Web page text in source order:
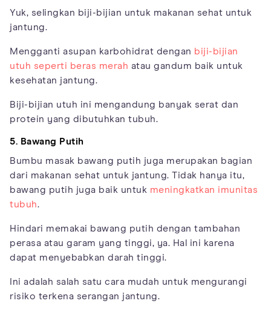
Yuk, selingkan biji-bijian untuk makanan sehat untuk
jantung.
Mengganti asupan karbohidrat dengan biji-bijian
utuh seperti beras merah atau gandum baik untuk
kesehatan jantung.
Biji-bijian utuh ini mengandung banyak serat dan
protein yang dibutuhkan tubuh.
5. Bawang Putih
Bumbu masak bawang putih juga merupakan bagian
dari makanan sehat untuk jantung. Tidak hanya itu,
bawang putih juga baik untuk meningkatkan imunitas
tubuh.
Hindari memakai bawang putih dengan tambahan
perasa atau garam yang tinggi, ya. Hal ini karena
dapat menyebabkan darah tinggi.
Ini adalah salah satu cara mudah untuk mengurangi
risiko terkena serangan jantung.